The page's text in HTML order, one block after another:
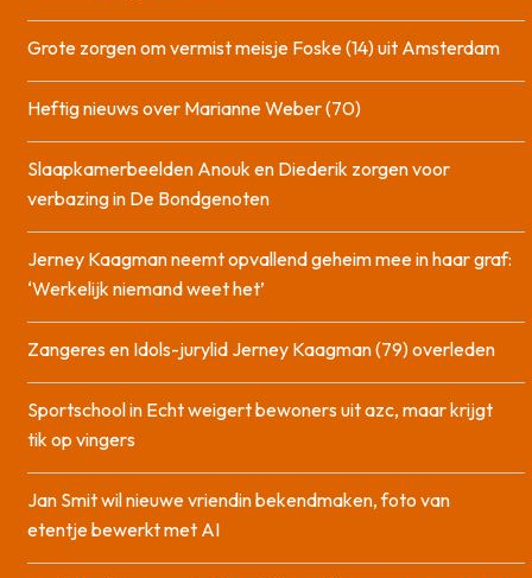
Grote zorgen om vermist meisje Foske (14) uit Amsterdam
Heftig nieuws over Marianne Weber (70)
Slaapkamerbeelden Anouk en Diederik zorgen voor
verbazing in De Bondgenoten
Jerney Kaagman neemt opvallend geheim mee in haar graf:
‘Werkelijk niemand weet het’
Zangeres en Idols-jurylid Jerney Kaagman (79) overleden
Sportschool in Echt weigert bewoners uit azc, maar krijgt
tik op vingers
Jan Smit wil nieuwe vriendin bekendmaken, foto van
etentje bewerkt met AI